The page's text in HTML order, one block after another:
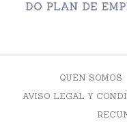
QUEN SOMOS
AVISO LEGAL Y